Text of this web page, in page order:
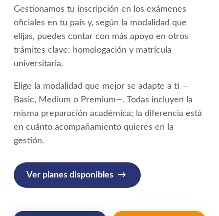
Gestionamos tu inscripción en los exámenes
oficiales en tu país y, según la modalidad que
elijas, puedes contar con más apoyo en otros
trámites clave: homologación y matrícula
universitaria.
Elige la modalidad que mejor se adapte a ti —
Basic, Medium o Premium—. Todas incluyen la
misma preparación académica; la diferencia está
en cuánto acompañamiento quieres en la
gestión.
Ver planes disponibles